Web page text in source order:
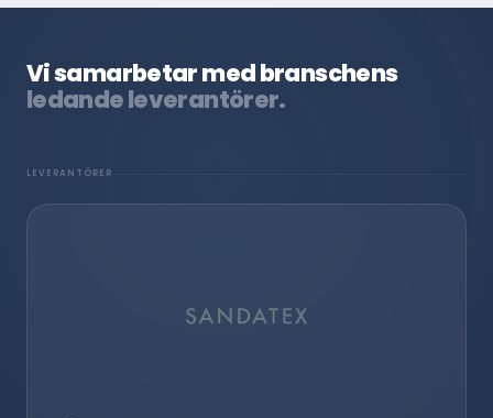
Vi samarbetar med branschens
ledande leverantörer.
LEVERANTÖRER